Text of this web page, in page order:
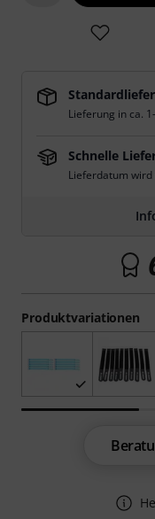
Produktvariationen
Lieferung in ca.
Schnelle
Lieferdatum wird